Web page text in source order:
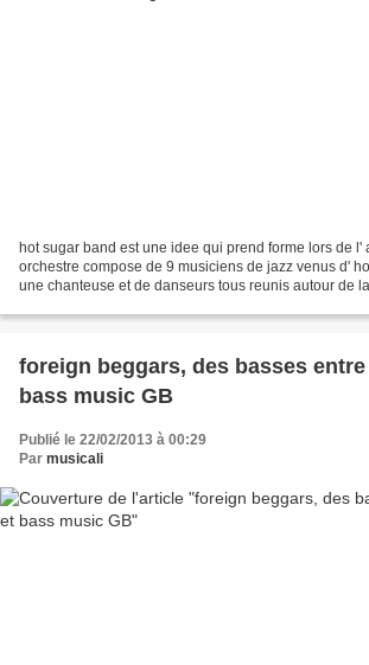
hot sugar band est une idee qui prend forme lors de l'
orchestre compose de 9 musiciens de jazz venus d'
une chanteuse et de danseurs tous reunis autour de
foreign beggars, des basses
bass music GB
Publié le 22/02/2013 à 00:29
Par musicali